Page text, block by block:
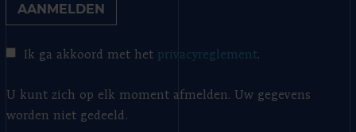
AANMELDEN
Ik ga akkoord met het privacyreglement.
U kunt zich op elk moment afmelden. Uw gegevens
worden niet gedeeld.